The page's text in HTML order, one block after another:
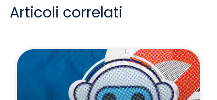
Articoli correlati